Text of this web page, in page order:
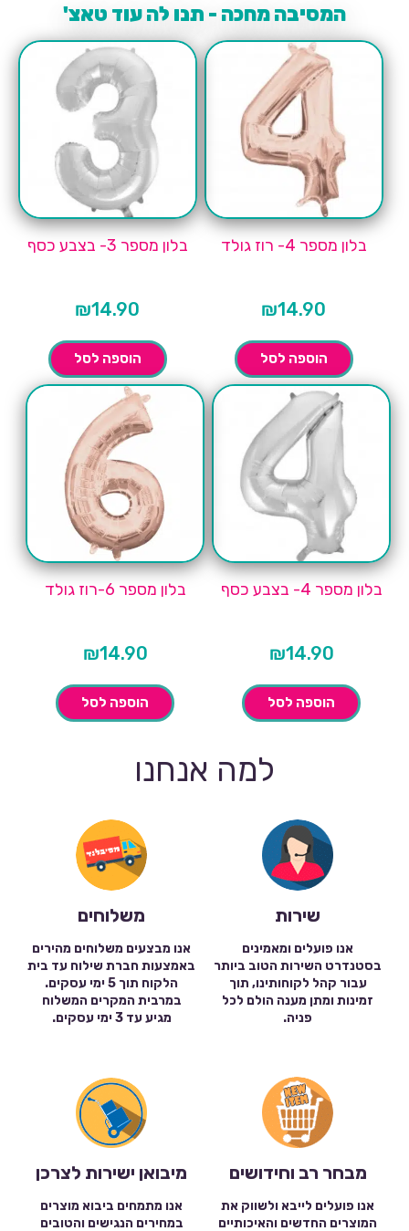
המסיבה מחכה - תנו לה עוד טאצ'
בלון מספר 4- רוז גולד
₪14.90
הוספה לסל
בלון מספר 3- בצבע כסף
₪14.90
הוספה לסל
בלון מספר 4- בצבע כסף
₪14.90
הוספה לסל
בלון מספר 6-רוז גולד
₪14.90
הוספה לסל
למה אנחנו
שירות
אנו פועלים ומאמינים
בסטנדרט השירות הטוב ביותר
עבור קהל לקוחותינו, תוך
זמינות ומתן מענה הולם לכל
פניה.
משלוחים
אנו מבצעים משלוחים מהירים
באמצעות חברת שילוח עד בית
הלקוח תוך 5 ימי עסקים.
במרבית המקרים המשלוח
מגיע עד 3 ימי עסקים.
מבחר רב וחידושים
אנו פועלים לייבא ולשווק את
המוצרים החדשים והאיכותיים
מיבואן ישירות לצרכן
אנו מתמחים ביבוא מוצרים
במחירים הנגישים והטובים